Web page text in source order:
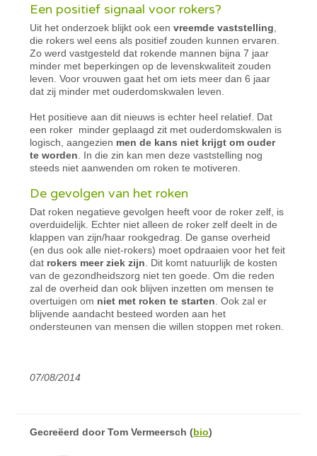
Een positief signaal voor rokers?
Uit het onderzoek blijkt ook eenvreemde vaststelling
die rokers wel eens als positief zouden kunnen ervaren.
Zo werd vastgesteld dat rokende mannen bijna 7 jaar
minder met beperkingen op de levenskwaliteit zouden
leven. Voor vrouwen gaat het om iets meer dan 6 jaar
dat zij minder met ouderdomskwalen leven.
Het positieve aan dit nieuws is echter heel relatief. Dat
een roker minder geplaagd zit met ouderdomskwalen is
logisch, aangezien men de kans niet krijgt om ouder
te worden . In die zin kan men deze vaststelling nog
steeds niet aanwenden om roken te motiveren.
De gevolgen van het roken
Dat roken negatieve gevolgen heeft voor de roker zelf, is
overduidelijk. Echter niet alleen de roker zelf deelt in de
klappen van zijn/haar rookgedrag. De ganse overheid
(en dus ook alle niet-rokers) moet opdraaien voor het feit
dat rokers meer ziek zijn . Dit komt natuurlijk de kosten
van de gezondheidszorg niet ten goede. Om die reden
zal de overheid dan ook blijven inzetten om mensen te
overtuigen om niet met roken te starten . Ook zal er
blijvende aandacht besteed worden aan het
ondersteunen van mensen die willen stoppen met roken.
07/08/2014
Gecreëerd doorTom Vermeersch (bio)